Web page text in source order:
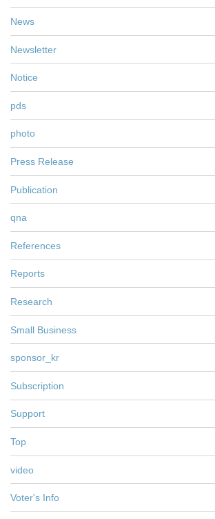
News
Newsletter
Notice
pds
photo
Press Release
Publication
qna
References
Reports
Research
Small Business
sponsor_kr
Subscription
Support
Top
video
Voter's Info